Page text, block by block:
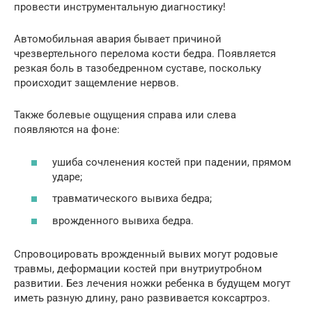
провести инструментальную диагностику!
Автомобильная авария бывает причиной
чрезвертельного перелома кости бедра. Появляется
резкая боль в тазобедренном суставе, поскольку
происходит защемление нервов.
Также болевые ощущения справа или слева
появляются на фоне:
ушиба сочленения костей при падении, прямом
ударе;
травматического вывиха бедра;
врожденного вывиха бедра.
Спровоцировать врожденный вывих могут родовые
травмы, деформации костей при внутриутробном
развитии. Без лечения ножки ребенка в будущем могут
иметь разную длину, рано развивается коксартроз.